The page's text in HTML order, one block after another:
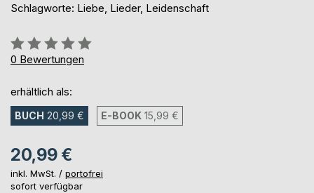
Schlagworte: Liebe, Lieder, Leidenschaft
Bewertung::
0%
0 Bewertungen
erhältlich als:
BUCH 20,99 € E-BOOK 15,99 €
20,99 €
inkl. MwSt. / portofrei
sofort verfügbar